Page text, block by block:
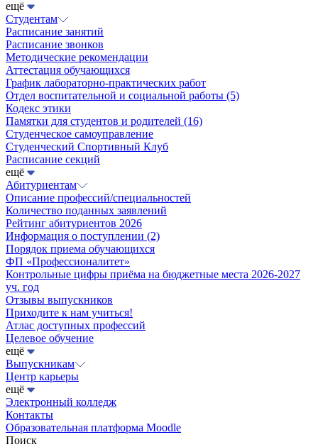
ещё
Студентам
Расписание занятий
Расписание звонков
Методические рекомендации
Аттестация обучающихся
График лабораторно-практических работ
Отдел воспитательной и социальной работы (5)
Кодекс этики
Памятки для студентов и родителей (16)
Студенческое самоуправление
Студенческий Спортивный Клуб
Расписание секций
ещё
Абитуриентам
Описание профессий/специальностей
Количество поданных заявлений
Рейтинг абитуриентов 2026
Информация о поступлении (2)
Порядок приема обучающихся
ФП «Профессионалитет»
Контрольные цифры приёма на бюджетные места 2026-2027
уч. год
Отзывы выпускников
Приходите к нам учиться!
Атлас доступных профессий
Целевое обучение
ещё
Выпускникам
Центр карьеры
ещё
Электронный колледж
Контакты
Образовательная платформа Moodle
Поиск